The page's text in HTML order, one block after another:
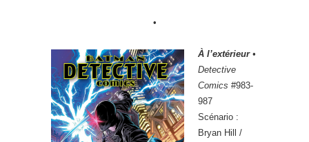
•
À l’extérieur•
Detective
Comics #983-
987
Scénario :
Bryan Hill /